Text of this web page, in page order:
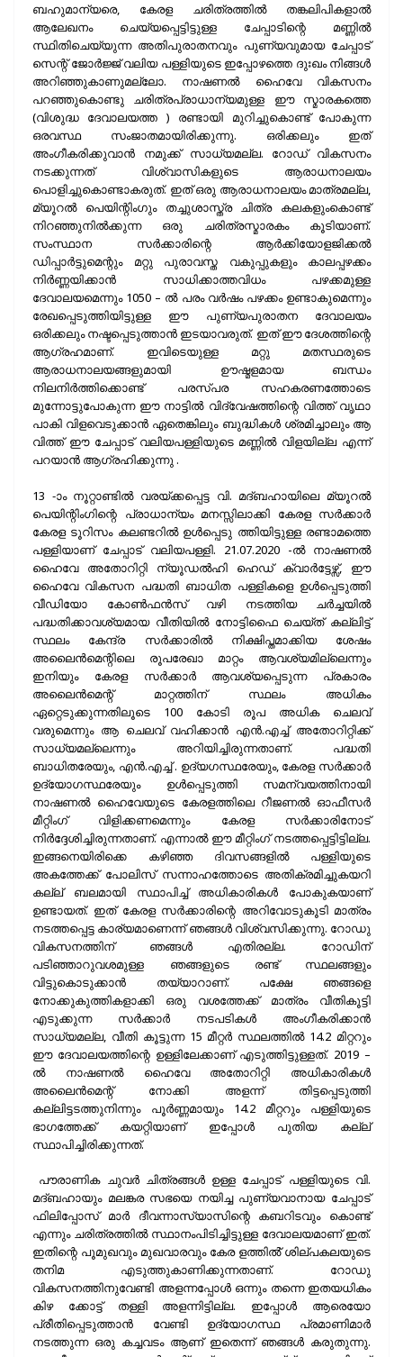
ബഹുമാന്യരെ, കേരള ചരിത്രത്തിൽ തങ്കലിപികളാൽ
ആലേഖനം ചെയ്യപ്പെട്ടിട്ടുള്ള ചേപ്പാടിന്റെ മണ്ണിൽ
സ്ഥിതിചെയ്യുന്ന അതിപുരാതനവും പുണ്യവുമായ ചേപ്പാട്
സെന്റ് ജോർജ്ജ് വലിയ പള്ളിയുടെ ഇപ്പോഴത്തെ ദുഃഖം നിങ്ങൾ
അറിഞ്ഞുകാണുമല്ലോ. നാഷണൽ ഹൈവേ വികസനം
പറഞ്ഞുകൊണ്ടു ചരിത്രപ്രാധാന്യമുള്ള ഈ സ്മാരകത്തെ
(വിശുദ്ധ ദേവാലയത്ത ) രണ്ടായി മുറിച്ചുകൊണ്ട് പോകുന്ന
ഒരവസ്ഥ സംജാതമായിരിക്കുന്നു. ഒരിക്കലും ഇത്
അംഗീകരിക്കുവാൻ നമുക്ക് സാധ്യമല്ല. റോഡ് വികസനം
നടക്കുന്നത് വിശ്വാസികളുടെ ആരാധനാലയം
പൊളിച്ചുകൊണ്ടാകരുത്. ഇത് ഒരു ആരാധനാലയം മാത്രമല്ല,
മ്യൂറൽ പെയിന്റിംഗും തച്ചുശാസ്ത്ര ചിത്ര കലകളുംകൊണ്ട്
നിറഞ്ഞുനിൽക്കുന്ന ഒരു ചരിത്രസ്മാരകം കൂടിയാണ്.
സംസ്ഥാന സർക്കാരിന്റെ ആർക്കിയോളജിക്കൽ
ഡിപ്പാർട്ടുമെന്റും മറ്റു പുരാവസ്ത വകുപ്പുകളും കാലപ്പഴക്കം
നിർണ്ണയിക്കാൻ സാധിക്കാത്തവിധം പഴക്കമുള്ള
ദേവാലയമെന്നും 1050 – ൽ പരം വർഷം പഴക്കം ഉണ്ടാകുമെന്നും
രേഖപ്പെടുത്തിയിട്ടുള്ള ഈ പുണ്യപുരാതന ദേവാലയം
ഒരിക്കലും നഷ്ടപ്പെടുത്താൻ ഇടയാവരുത്. ഇത് ഈ ദേശത്തിന്റെ
ആഗ്രഹമാണ്. ഇവിടെയുള്ള മറ്റു മതസ്ഥരുടെ
ആരാധനാലയങ്ങളുമായി ഊഷ്മളമായ ബന്ധം
നിലനിർത്തിക്കൊണ്ട് പരസ്പര സഹകരണത്തോടെ
മുന്നോട്ടുപോകുന്ന ഈ നാട്ടിൽ വിദ്വേഷത്തിന്റെ വിത്ത് വൃഥാ
പാകി വിളവെടുക്കാൻ ഏതെങ്കിലും ബുദ്ധികൾ ശ്രമിച്ചാലും ആ
വിത്ത് ഈ ചേപ്പാട് വലിയപള്ളിയുടെ മണ്ണിൽ വിളയില്ല എന്ന്
പറയാൻ ആഗ്രഹിക്കുന്നു .
13 -ാം നൂറ്റാണ്ടിൽ വരയ്ക്കപ്പെട്ട വി. മദ്ബഹായിലെ മ്യൂറൽ
പെയിന്റിംഗിന്റെ പ്രാധാന്യം മനസ്സിലാക്കി കേരള സർക്കാർ
കേരള ടൂറിസം കലണ്ടറിൽ ഉൾപ്പെടു ത്തിയിട്ടുള്ള രണ്ടാമത്തെ
പള്ളിയാണ് ചേപ്പാട് വലിയപള്ളി. 21.07.2020 -ൽ നാഷണൽ
ഹൈവേ അതോറിറ്റി ന്യൂഡൽഹി ഹെഡ് ക്വാർട്ടേഴ്സ്, ഈ
ഹൈവേ വികസന പദ്ധതി ബാധിത പള്ളികളെ ഉൾപ്പെടുത്തി
വീഡിയോ കോൺഫൻസ് വഴി നടത്തിയ ചർച്ചയിൽ
പദ്ധതിക്കാവശ്യമായ വീതിയിൽ നോട്ടിഫൈ ചെയ്ത് കല്ലിട്ട്
സ്ഥലം കേന്ദ്ര സർക്കാരിൽ നിക്ഷിപ്തമാക്കിയ ശേഷം
അലൈൻമെന്റിലെ രൂപരേഖാ മാറ്റം ആവശ്യമില്ലെന്നും
ഇനിയും കേരള സർക്കാർ ആവശ്യപ്പെടുന്ന പ്രകാരം
അലൈൻമെന്റ് മാറ്റത്തിന് സ്ഥലം അധികം
ഏറ്റെടുക്കുന്നതിലൂടെ 100 കോടി രൂപ അധിക ചെലവ്
വരുമെന്നും ആ ചെലവ് വഹിക്കാൻ എൻ.എച്ച് അതോറിറ്റിക്ക്
സാധ്യമല്ലെന്നും അറിയിച്ചിരുന്നതാണ്. പദ്ധതി
ബാധിതരേയും, എൻ.എച്ച് . ഉദ്യഗസ്ഥരേയും, കേരള സർക്കാർ
ഉദ്യോഗസ്ഥരേയും ഉൾപ്പെടുത്തി സമന്വയത്തിനായി
നാഷണൽ ഹൈവേയുടെ കേരളത്തിലെ റീജണൽ ഓഫീസർ
മീറ്റിംഗ് വിളിക്കണമെന്നും കേരള സർക്കാരിനോട്
നിർദ്ദേശിച്ചിരുന്നതാണ്. എന്നാൽ ഈ മീറ്റിംഗ് നടത്തപ്പെട്ടിട്ടില്ല.
ഇങ്ങനെയിരിക്കെ കഴിഞ്ഞ ദിവസങ്ങളിൽ പള്ളിയുടെ
അകത്തേക്ക് പോലിസ് സന്നാഹത്തോടെ അതിക്രമിച്ചുകയറി
കല്ല് ബലമായി സ്ഥാപിച്ച് അധികാരികൾ പോകുകയാണ്
ഉണ്ടായത്. ഇത് കേരള സർക്കാരിന്റെ അറിവോടുകൂടി മാത്രം
നടത്തപ്പെട്ട കാര്യമാണെന്ന് ഞങ്ങൾ വിശ്വസിക്കുന്നു. റോഡു
വികസനത്തിന് ഞങ്ങൾ എതിരല്ല. റോഡിന്
പടിഞ്ഞാറുവശമുള്ള ഞങ്ങളുടെ രണ്ട് സ്ഥലങ്ങളും
വിട്ടുകൊടുക്കാൻ തയ്യാറാണ്. പക്ഷേ ഞങ്ങളെ
നോക്കുകുത്തികളാക്കി ഒരു വശത്തേക്ക് മാത്രം വീതികൂട്ടി
എടുക്കുന്ന സർക്കാർ നടപടികൾ അംഗീകരിക്കാൻ
സാധ്യമല്ല, വീതി കൂട്ടുന്ന 15 മീറ്റർ സ്ഥലത്തിൽ 14.2 മിറ്ററും
ഈ ദേവാലയത്തിന്റെ ഉള്ളിലേക്കാണ് എടുത്തിട്ടുള്ളത്. 2019 –
ൽ നാഷണൽ ഹൈവേ അതോറിറ്റി അധികാരികൾ
അലൈൻമെന്റ് നോക്കി അളന്ന് തിട്ടപ്പെടുത്തി
കല്ലിട്ടടത്തുനിന്നും പൂർണ്ണമായും 14.2 മീറ്ററും പള്ളിയുടെ
ഭാഗത്തേക്ക് കയറ്റിയാണ് ഇപ്പോൾ പുതിയ കല്ല്
സ്ഥാപിച്ചിരിക്കുന്നത്.
പൗരാണിക ചുവർ ചിത്രങ്ങൾ ഉള്ള ചേപ്പാട് പള്ളിയുടെ വി.
മദ്ബഹായും മലങ്കര സഭയെ നയിച്ച പുണ്യവാനായ ചേപ്പാട്
ഫിലിപ്പോസ് മാർ ദീവന്നാസ്യാസിന്റെ കബറിടവും കൊണ്ട്
എന്നും ചരിത്രത്തിൽ സ്ഥാനംപിടിച്ചിട്ടുള്ള ദേവാലയമാണ് ഇത്.
ഇതിന്റെ പൂമുഖവും മുഖവാരവും കേര ളത്തിൽ് ശില്പകലയുടെ
തനിമ എടുത്തുകാണിക്കുന്നതാണ്. റോഡു
വികസനത്തിനുവേണ്ടി അളന്നപ്പോൾ ഒന്നും തന്നെ ഇതയധികം
കിഴ ക്കോട്ട് തള്ളി അളന്നിട്ടില്ല. ഇപ്പോൾ ആരെയോ
പ്രീതിപ്പെടുത്താൻ വേണ്ടി ഉദ്യോഗസ്ഥ പ്രമാണിമാർ
നടത്തുന്ന ഒരു കച്ചവടം ആണ് ഇതെന്ന് ഞങ്ങൾ കരുതുന്നു.